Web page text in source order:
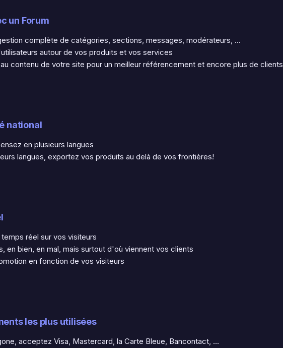
un Forum
complète de catégories, sections, messages, modérateurs, ...
autour de vos produits et vos services
contenu de votre site pour un meilleur référencement et encore plus de clients
national
en plusieurs langues
langues, exportez vos produits au delà de vos frontières!
réel sur vos visiteurs
en bien, en mal, mais surtout d'où viennent vos clients
en fonction de vos visiteurs
les plus utilisées
acceptez Visa, Mastercard, la Carte Bleue, Bancontact, ...